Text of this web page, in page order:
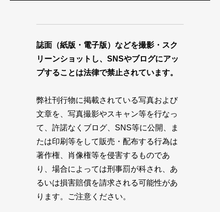
誌面（紙版・電子版）などを撮影・スク
リーンショットし、SNSやブログにアッ
プすることは法律で禁止されています。
弊社刊行物に掲載されている写真および
文章を、写真撮影やスキャン等を行なっ
て、許諾なくブログ、SNS等に公開、ま
たは印刷等をして販売・配布する行為は
著作権、肖像権等を侵害するものであ
り、場合によっては刑事罰が科され、あ
るいは損害賠償を請求される可能性があ
ります。ご注意ください。